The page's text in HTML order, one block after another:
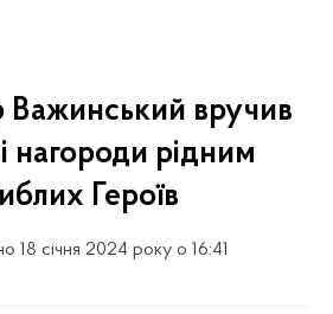
вручив
нагороди рідним
Героїв
18 січня 2024 року о 16:41